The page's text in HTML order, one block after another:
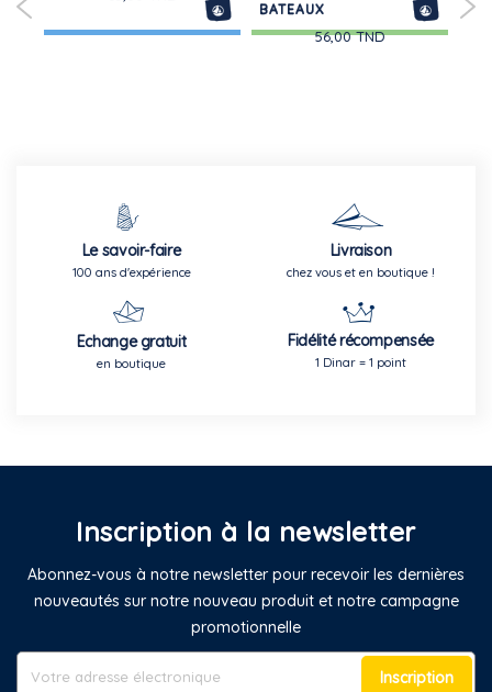
BATEAUX
56,00 TND
Le savoir-faire
100 ans d'expérience
Livraison
chez vous et en boutique !
Echange gratuit
en boutique
Fidélité récompensée
1 Dinar = 1 point
Inscription à la newsletter
Abonnez-vous à notre newsletter pour recevoir les dernières
nouveautés sur notre nouveau produit et notre campagne
promotionnelle
Inscription